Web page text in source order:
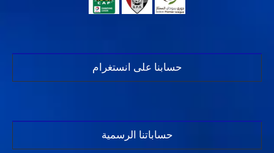
حسابنا على انستغرام
حساباتنا الرسمية